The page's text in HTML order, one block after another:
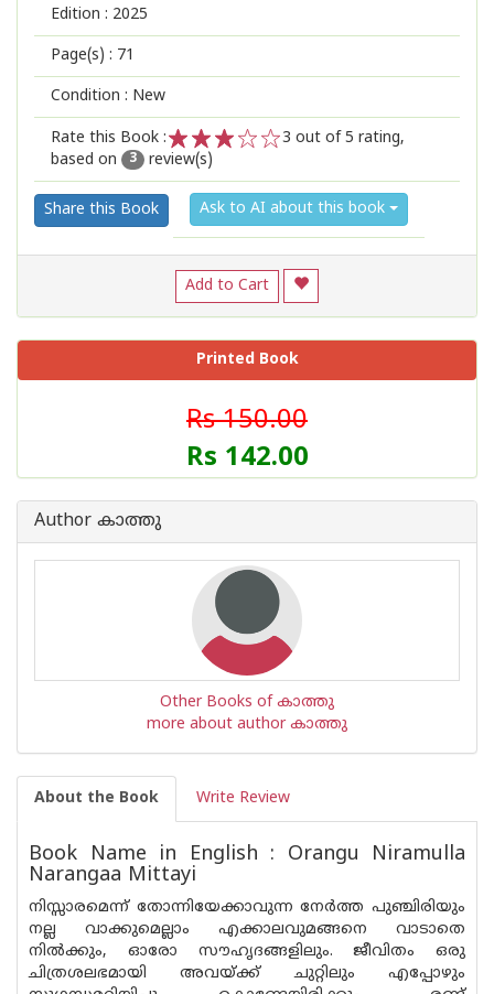
Edition : 2025
Page(s) : 71
Condition : New
Rate this Book :
2
1
3 out of 5 rating,
based on
3 review(s)
Share this Book Ask to AI about this book
Add to Cart
Printed Book
Rs 150.00
Rs 142.00
Author കാത്തു
Other Books of കാത്തു
more about author കാത്തു
About the Book Write Review
Book Name in English : Orangu Niramulla
Narangaa Mittayi
നിസ്സാരമെന്ന് തോന്നിയേക്കാവുന്ന നേർത്ത പുഞ്ചിരിയും
നല്ല വാക്കുമെല്ലാം എക്കാലവുമങ്ങനെ വാടാതെ
നിൽക്കും, ഓരോ സൗഹൃദങ്ങളിലും. ജീവിതം ഒരു
ചിത്രശലഭമായി അവയ്ക്ക് ചുറ്റിലും എപ്പോഴും